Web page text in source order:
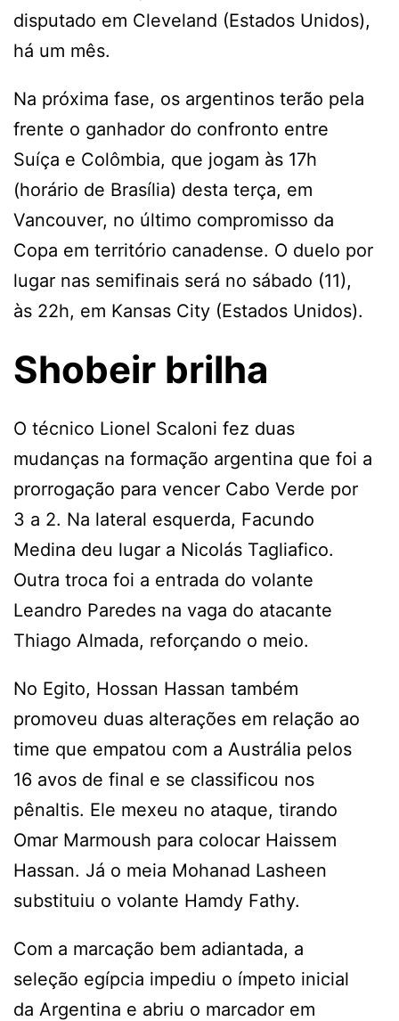
disputado em Cleveland (Estados Unidos),
há um mês.
Na próxima fase, os argentinos terão pela
frente o ganhador do confronto entre
Suíça e Colômbia, que jogam às 17h
(horário de Brasília) desta terça, em
Vancouver, no último compromisso da
Copa em território canadense. O duelo por
lugar nas semifinais será no sábado (11),
às 22h, em Kansas City (Estados Unidos).
Shobeir brilha
O técnico Lionel Scaloni fez duas
mudanças na formação argentina que foi a
prorrogação para vencer Cabo Verde por
3 a 2. Na lateral esquerda, Facundo
Medina deu lugar a Nicolás Tagliafico.
Outra troca foi a entrada do volante
Leandro Paredes na vaga do atacante
Thiago Almada, reforçando o meio.
No Egito, Hossan Hassan também
promoveu duas alterações em relação ao
time que empatou com a Austrália pelos
16 avos de final e se classificou nos
pênaltis. Ele mexeu no ataque, tirando
Omar Marmoush para colocar Haissem
Hassan. Já o meia Mohanad Lasheen
substituiu o volante Hamdy Fathy.
Com a marcação bem adiantada, a
seleção egípcia impediu o ímpeto inicial
da Argentina e abriu o marcador em